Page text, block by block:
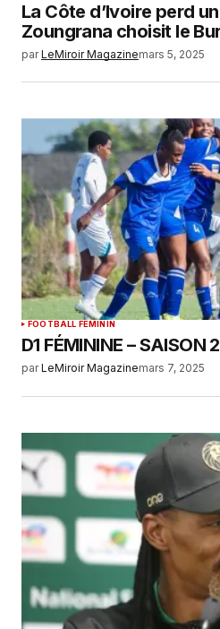
La Côte d’Ivoire perd
Zoungrana choisit le
par LeMiroir Magazinemars 5, 2025
FOOTBALL FEMININ
D1 FÉMININE –
par LeMiroir Magazinemars 7, 2025